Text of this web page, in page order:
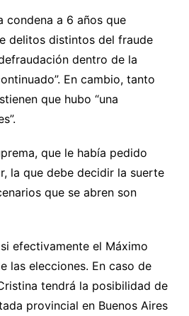
condena a 6 años que
delitos distintos del fraude
dentro de la
En cambio, tanto
que hubo “una
que le había pedido
la que debe decidir la suerte
que se abren son
efectivamente el Máximo
las elecciones. En caso de
tendrá la posibilidad de
provincial en Buenos Aires